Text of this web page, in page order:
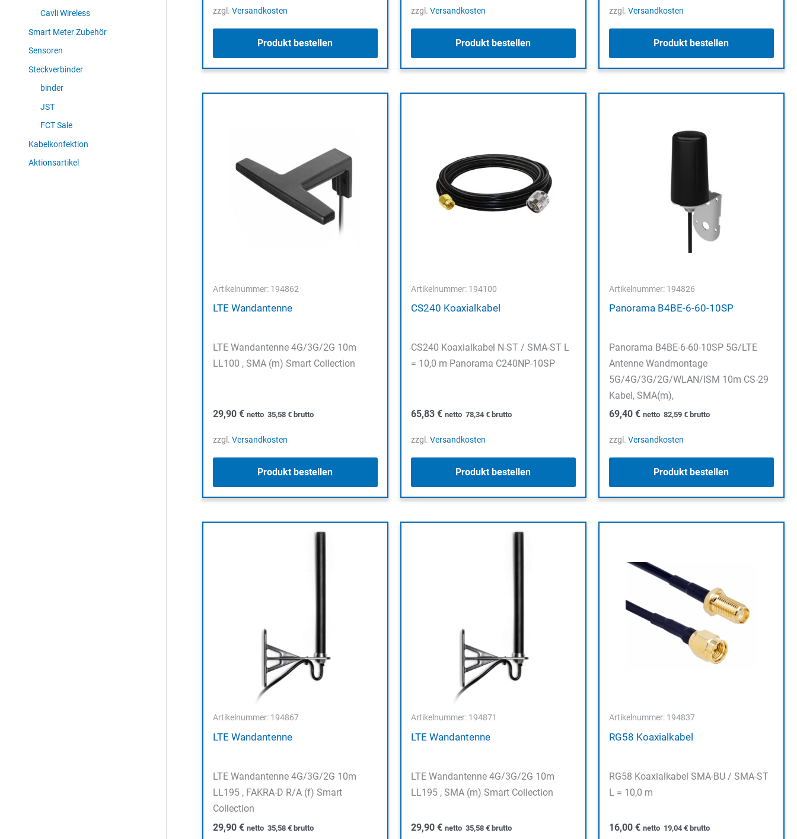
Cavli Wireless
Smart Meter Zubehör
Sensoren
Steckverbinder
binder
JST
FCT Sale
Kabelkonfektion
Aktionsartikel
zzgl. Versandkosten
Produkt bestellen
zzgl. Versandkosten
Produkt bestellen
zzgl. Versandkosten
Produkt bestellen
Artikelnummer: 194862
LTE Wandantenne
LTE Wandantenne 4G/3G/2G 10m
LL100 , SMA (m) Smart Collection
29,90 € netto 35,58 €brutto
zzgl. Versandkosten
Produkt bestellen
Artikelnummer: 194100
CS240 Koaxialkabel
CS240 Koaxialkabel N-ST / SMA-ST L
= 10,0 m Panorama C240NP-10SP
65,83 € netto 78,34 €brutto
zzgl. Versandkosten
Produkt bestellen
Artikelnummer: 194826
Panorama B4BE-6-60-10SP
Panorama B4BE-6-60-10SP 5G/LTE
Antenne Wandmontage
5G/4G/3G/2G/WLAN/ISM 10m CS-29
Kabel, SMA(m),
69,40 € netto 82,59 €brutto
zzgl. Versandkosten
Produkt bestellen
Artikelnummer: 194867
LTE Wandantenne
LTE Wandantenne 4G/3G/2G 10m
LL195 , FAKRA-D R/A (f) Smart
Collection
29,90 € netto 35,58 €brutto
Artikelnummer: 194871
LTE Wandantenne
LTE Wandantenne 4G/3G/2G 10m
LL195 , SMA (m) Smart Collection
29,90 € netto 35,58 €brutto
Artikelnummer: 194837
RG58 Koaxialkabel
RG58 Koaxialkabel SMA-BU / SMA-ST
L = 10,0 m
16,00 € netto 19,04 €brutto